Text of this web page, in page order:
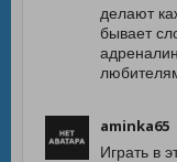
делают
бывает
aminka65
Играть в